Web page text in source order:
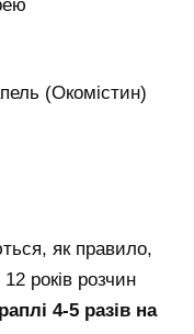
(Окомістин)
як правило,
років розчин
4-5 разів на